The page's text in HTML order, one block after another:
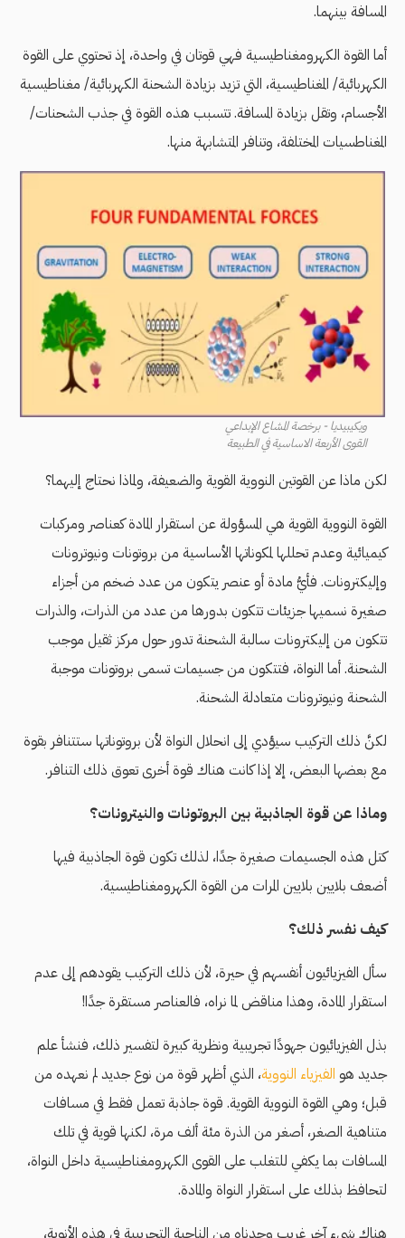
المسافة بينهما.
أما القوة الكهرومغناطيسية فهي قوتان في واحدة، إذ تحتوي على القوة
الكهربائية/ المغناطيسية، التي تزيد بزيادة الشحنة الكهربائية/ مغناطيسية
الأجسام، وتقل بزيادة المسافة. تتسبب هذه القوة في جذب الشحنات/
المغناطسيات المختلفة، وتنافر المتشابهة منها.
ويكيبيديا - برخصة المشاع الإبداعي
القوى الأربعة الاساسية في الطبيعة
لكن ماذا عن القوتين النووية القوية والضعيفة، ولماذا نحتاج إليهما؟
القوة النووية القوية هي المسؤولة عن استقرار المادة كعناصر ومركبات
كيميائية وعدم تحللها لمكوناتها الأساسية من بروتونات ونيوترونات
وإليكترونات. فأيُّ مادة أو عنصر يتكون من عدد ضخم من أجزاء
صغيرة نسميها جزيئات تتكون بدورها من عدد من الذرات، والذرات
تتكون من إليكترونات سالبة الشحنة تدور حول مركز ثقيل موجب
الشحنة. أما النواة، فتتكون من جسيمات تسمى بروتونات موجبة
الشحنة ونيوترونات متعادلة الشحنة.
لكنَّ ذلك التركيب سيؤدي إلى انحلال النواة لأن بروتوناتها ستتنافر بقوة
مع بعضها البعض، إلا إذا كانت هناك قوة أخرى تعوق ذلك التنافر.
وماذا عن قوة الجاذبية بين البروتونات والنيترونات؟
كتل هذه الجسيمات صغيرة جدًا، لذلك تكون قوة الجاذبية فيها
أضعف بلايين بلايين المرات من القوة الكهرومغناطيسية.
كيف نفسر ذلك؟
سأل الفيزيائيون أنفسهم في حيرة، لأن ذلك التركيب يقودهم إلى عدم
استقرار المادة، وهذا مناقض لما نراه، فالعناصر مستقرة جدًا!
بذل الفيزيائيون جهودًا تجريبية ونظرية كبيرة لتفسير ذلك، فنشأ علم
جديد هو الفيزياء النووية، الذي أظهر قوة من نوع جديد لم نعهده من
قبل؛ وهي القوة النووية القوية. قوة جاذبة تعمل فقط في مسافات
متناهية الصغر، أصغر من الذرة مئة ألف مرة، لكنها قوية في تلك
المسافات بما يكفي للتغلب على القوى الكهرومغناطيسية داخل النواة،
لتحافظ بذلك على استقرار النواة والمادة.
هناك شيء آخر غريب وجدناه من الناحية التجريبية في هذه الأنوية،